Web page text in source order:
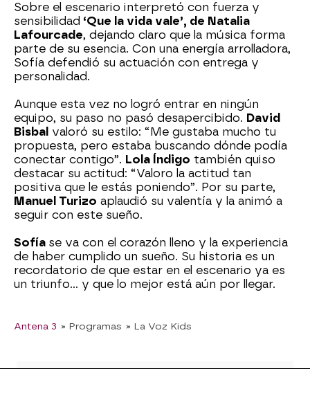
Sobre el escenario interpretó con fuerza y
sensibilidad ‘Que la vida vale’, de Natalia
Lafourcade, dejando claro que la música forma
parte de su esencia. Con una energía arrolladora,
Sofía defendió su actuación con entrega y
personalidad.
Aunque esta vez no logró entrar en ningún
equipo, su paso no pasó desapercibido. David
Bisbal valoró su estilo: “Me gustaba mucho tu
propuesta, pero estaba buscando dónde podía
conectar contigo”. Lola Índigo también quiso
destacar su actitud: “Valoro la actitud tan
positiva que le estás poniendo”. Por su parte,
Manuel Turizo aplaudió su valentía y la animó a
seguir con este sueño.
Sofía se va con el corazón lleno y la experiencia
de haber cumplido un sueño. Su historia es un
recordatorio de que estar en el escenario ya es
un triunfo… y que lo mejor está aún por llegar.
Antena 3 » Programas » La Voz Kids